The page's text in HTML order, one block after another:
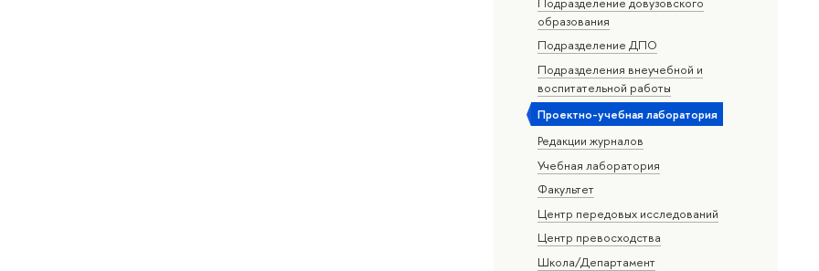
образования
Подразделение ДПО
Подразделения внеучебной и
воспитательной работы
Проектно-учебная лаборатория
Редакции журналов
Учебная лаборатория
Факультет
Центр передовых исследований
Центр превосходства
Школа/Департамент